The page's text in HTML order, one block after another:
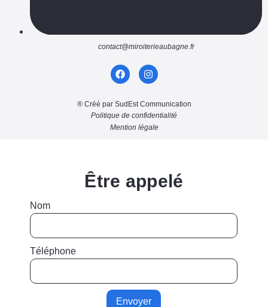
contact@miroiterieaubagne.fr
® Créé par SudEst Communication
Politique de confidentialité
Mention légale
Être appelé
Nom
Téléphone
Envoyer